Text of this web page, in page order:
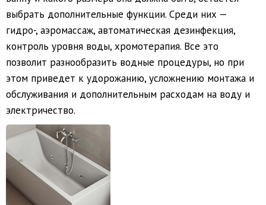
выбрать дополнительные функции. Среди них —
гидро-, аэромассаж, автоматическая дезинфекция,
контроль уровня воды, хромотерапия. Все это
позволит разнообразить водные процедуры, но при
этом приведет к удорожанию, усложнению монтажа и
обслуживания и дополнительным расходам на воду и
электричество.